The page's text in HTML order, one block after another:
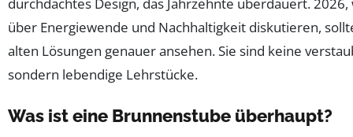
durchdachtes Design, das Jahrzehnte überdauert.
über Energiewende und Nachhaltigkeit diskutieren,
alten Lösungen genauer ansehen. Sie sind keine
sondern lebendige Lehrstücke.
Was ist eine Brunnenstube überhaupt?